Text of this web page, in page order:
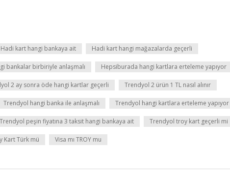
Hadi kart hangi bankaya ait Hadi kart hangi mağazalarda geçerli
bankalar birbiriyle anlaşmalı Hepsiburada hangi kartlara erteleme yapıyor
2 ay sonra öde hangi kartlar geçerli Trendyol 2 ürün 1 TL nasıl alınır
Trendyol hangi banka ile anlaşmalı Trendyol hangi kartlara erteleme yapıyor
Trendyol peşin fiyatına 3 taksit hangi bankaya ait Trendyol troy kart geçerli mi
Kart Türk mü Visa mı TROY mu